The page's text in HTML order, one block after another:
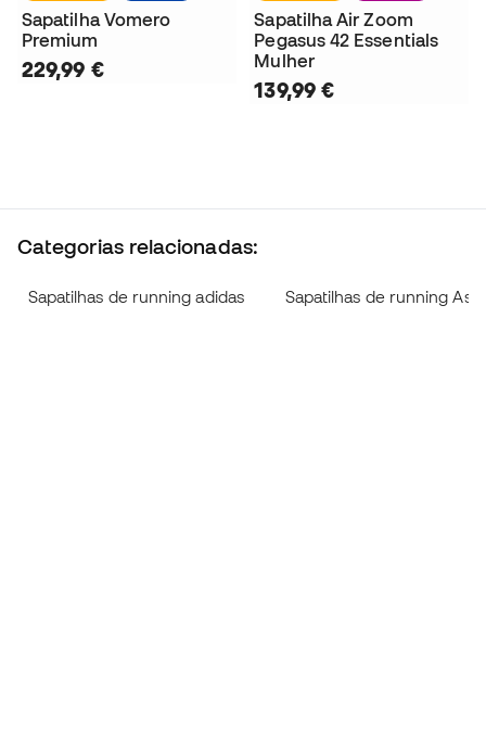
Sapatilha Vomero
Premium
229,99 €
Sapatilha Air Zoom
Pegasus 42 Essentials
Mulher
139,99 €
Categorias relacionadas:
Sapatilhas de running adidas Sapatilhas de running